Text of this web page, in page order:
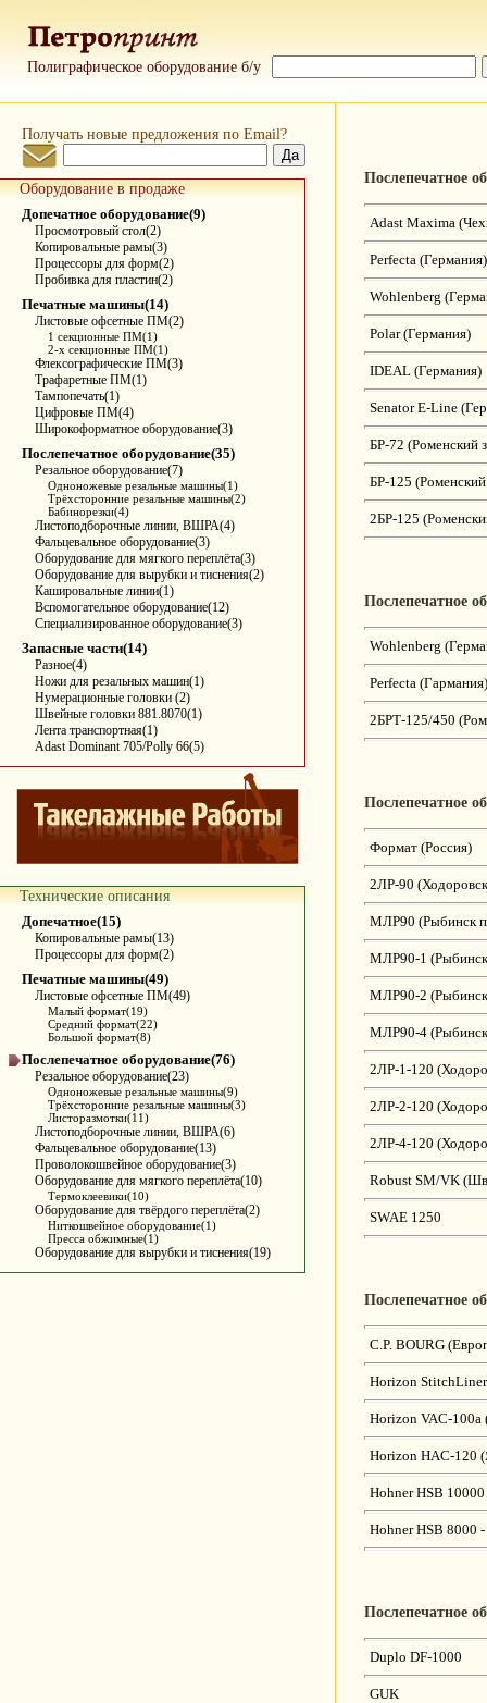
Полиграфическое оборудование б/у
Получать новые предложения по Email?
Оборудование в продаже
Допечатное оборудование(9)
Просмотровый стол(2)
Копировальные рамы(3)
Процессоры для форм(2)
Пробивка для пластин(2)
Печатные машины(14)
Листовые офсетные ПМ(2)
1 секционные ПМ(1)
2-х секционные ПМ(1)
Флексографические ПМ(3)
Трафаретные ПМ(1)
Тампопечать(1)
Цифровые ПМ(4)
Широкоформатное оборудование(3)
Послепечатное оборудование(35)
Резальное оборудование(7)
Одноножевые резальные машины(1)
Трёхсторонние резальные машины(2)
Бабинорезки(4)
Листоподборочные линии, ВШРА(4)
Фальцевальное оборудование(3)
Оборудование для мягкого переплёта(3)
Оборудование для вырубки и тиснения(2)
Кашировальные линии(1)
Вспомогательное оборудование(12)
Специализированное оборудование(3)
Запасные части(14)
Разное(4)
Ножи для резальных машин(1)
Нумерационные головки (2)
Швейные головки 881.8070(1)
Лента транспортная(1)
Adast Dominant 705/Polly 66(5)
Технические описания
Допечатное(15)
Копировальные рамы(13)
Процессоры для форм(2)
Печатные машины(49)
Листовые офсетные ПМ(49)
Малый формат(19)
Средний формат(22)
Большой формат(8)
Послепечатное оборудование(76)
Резальное оборудование(23)
Одноножевые резальные машины(9)
Трёхсторонние резальные машины(3)
Листоразмотки(11)
Листоподборочные линии, ВШРА(6)
Фальцевальное оборудование(13)
Проволокошвейное оборудование(3)
Оборудование для мягкого переплёта(10)
Термоклеевики(10)
Оборудование для твёрдого переплёта(2)
Ниткошвейное оборудование(1)
Пресса обжимные(1)
Оборудование для вырубки и тиснения(19)
Послепечатное
Adast Maxima
Perfecta (Германия)
Wohlenberg
Polar (Германия)
IDEAL (Германия)
Senator E-Line
БР-72 (Роменский
БР-125 (Роменский
2БР-125
Послепечатное
Wohlenberg
Perfecta (Гармания)
2БРТ-125/450
Послепечатное
Формат (Россия)
2ЛР-90
МЛР90 (Рыбинск
МЛР90-1
МЛР90-2
МЛР90-4
2ЛР-1-120
2ЛР-2-120
2ЛР-4-120
Robust SM/VK
SWAE 1250
Послепечатное
С.P. BOURG
Horizon
Horizon VAC-100a
Horizon HAC-120
Hohner HSB
Hohner HSB 8000
Послепечатное
Duplo DF-1000
GUK